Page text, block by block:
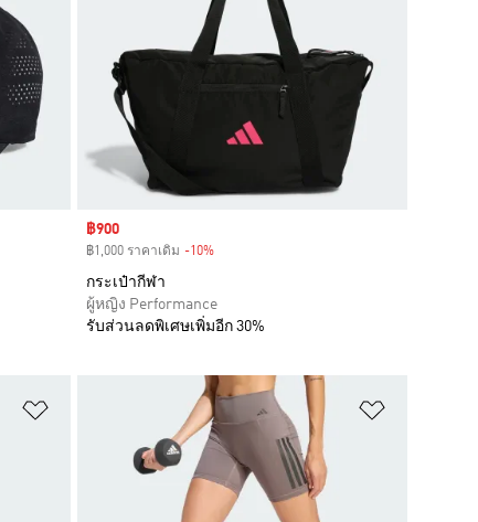
Sale price
฿900
฿1,000 ราคาเดิม -10%Discount
กระเป๋ากีฬา
ผู้หญิง Performance
รับส่วนลดพิเศษเพิ่มอีก 30%
เพิ่มไปยังรายการสินค้าโปรด